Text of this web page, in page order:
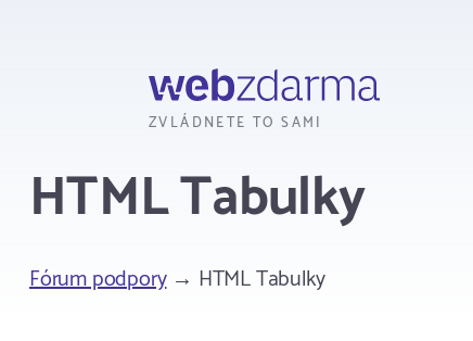
ZVLÁDNETE TO SAMI
HTML Tabulky
Fórum podpory→ HTML Tabulky